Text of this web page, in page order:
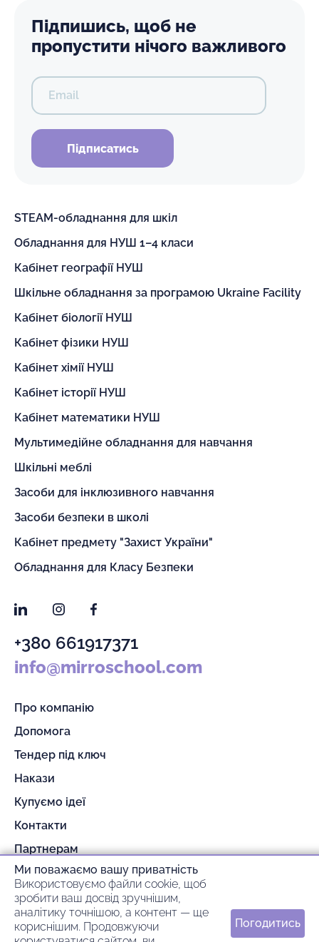
Підпишись, щоб не
пропустити нічого важливого
Email
Підписатись
STEAM-обладнання для шкіл
Обладнання для НУШ 1–4 класи
Кабінет географії НУШ
Шкільне обладнання за програмою Ukraine Facility
Кабінет біології НУШ
Кабінет фізики НУШ
Кабінет хімії НУШ
Кабінет історії НУШ
Кабінет математики НУШ
Мультимедійне обладнання для навчання
Шкільні меблі
Засоби для інклюзивного навчання
Засоби безпеки в школі
Кабінет предмету "Захист України"
Обладнання для Класу Безпеки
LinkedInInstagramFacebook
+380 661917371
info@mirroschool.com
Про компанію
Допомога
Тендер під ключ
Накази
Купуємо ідеї
Контакти
Партнерам
Гарантія та повернення
Оплата та доставка
© 2026 mirroschool
Ми поважаємо вашу приватність
Використовуємо файли cookie, щоб
зробити ваш досвід зручнішим,
аналітику точнішою, а контент — ще
кориснішим. Продовжуючи
Погодитись